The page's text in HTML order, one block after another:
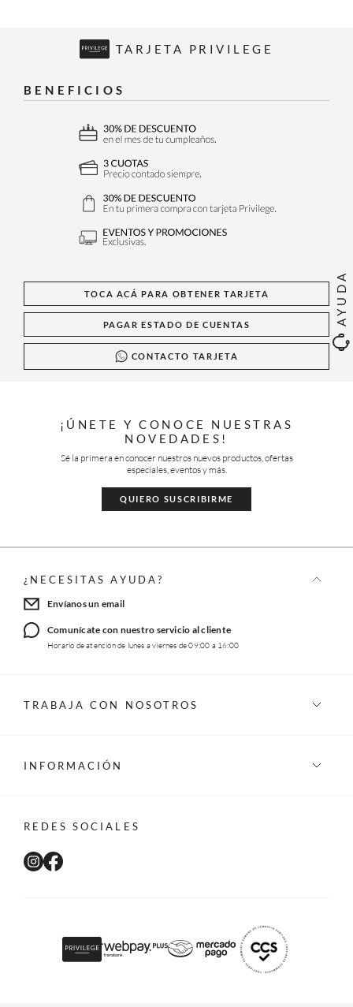
AYUDA
TARJETA PRIVILEGE
BENEFICIOS
TOCA ACÁ PARA OBTENER TARJETA
PAGAR ESTADO DE CUENTAS
CONTACTO TARJETA
¡ÚNETE Y CONOCE NUESTRAS
NOVEDADES!
Sé la primera en conocer nuestros nuevos productos, ofertas
especiales, eventos y más.
QUIERO SUSCRIBIRME
¿NECESITAS AYUDA?
Envíanos un email
Comunícate con nuestro servicio al cliente
Horario de atención de lunes a viernes de 09:00 a 16:00
TRABAJA CON NOSOTROS
INFORMACIÓN
REDES SOCIALES